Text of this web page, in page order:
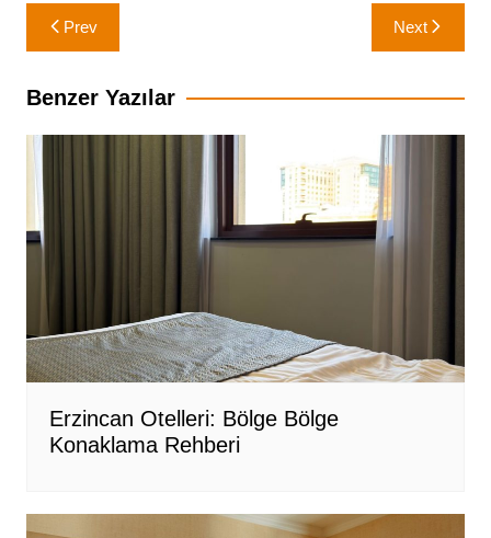
Yazı
gezinmesi
Prev Next
Benzer Yazılar
Erzincan Otelleri: Bölge Bölge
Konaklama Rehberi